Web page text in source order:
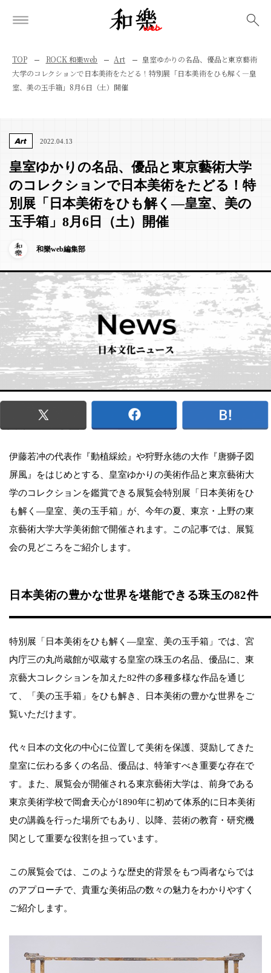
TOP ROCK 和樂web Art
皇室ゆかりの名品、優品と東京藝術
大学のコレクションで日本美術をたどる！特別展「日本美術をひも解く—皇
室、美の玉手箱」8月6日（土）開催
Art 2022.04.13
皇室ゆかりの名品、優品と東京藝術大学
のコレクションで日本美術をたどる！特
別展「日本美術をひも解く—皇室、美の
玉手箱」8月6日（土）開催
和樂web編集部
伊藤若冲の代表作『動植綵絵』や狩野永徳の大作『唐獅子図
屏風』をはじめとする、皇室ゆかりの美術作品と東京藝術大
学のコレクションを鑑賞できる展覧会特別展「日本美術をひ
も解く―皇室、美の玉手箱」が、今年の夏、東京・上野の東
京藝術大学大学美術館で開催されます。この記事では、展覧
会の見どころをご紹介します。
日本美術の豊かな世界を堪能できる珠玉の82件
特別展「日本美術をひも解く―皇室、美の玉手箱」では、宮
内庁三の丸尚蔵館が収蔵する皇室の珠玉の名品、優品に、東
京藝大コレクションを加えた82件の多種多様な作品を通じ
て、「美の玉手箱」をひも解き、日本美術の豊かな世界をご
覧いただけます。
代々日本の文化の中心に位置して美術を保護、奨励してきた
皇室に伝わる多くの名品、優品は、特筆すべき重要な存在で
す。また、展覧会が開催される東京藝術大学は、前身である
東京美術学校で岡倉天心が1890年に初めて体系的に日本美術
史の講義を行った場所でもあり、以降、芸術の教育・研究機
関として重要な役割を担っています。
この展覧会では、このような歴史的背景をもつ両者ならでは
のアプローチで、貴重な美術品の数々の魅力をわかりやすく
ご紹介します。